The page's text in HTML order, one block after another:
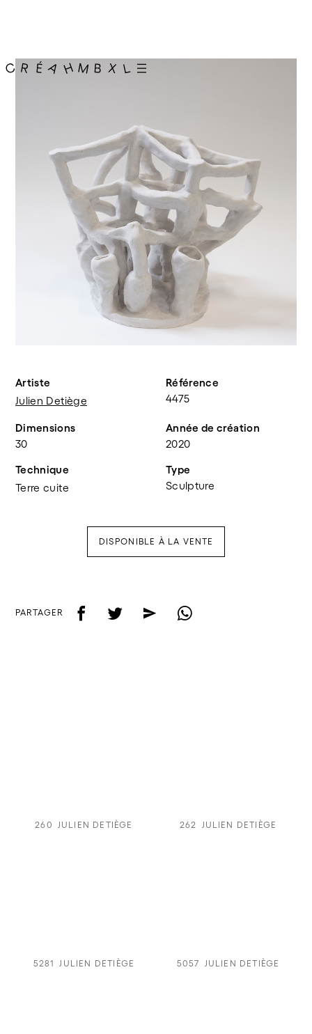
Artiste
Julien Detiège
Référence
4475
Dimensions
30
Année de création
2020
Technique
Terre cuite
Type
Sculpture
DISPONIBLE À LA VENTE
PARTAGER f t e w
260 JULIEN DETIÈGE 262 JULIEN DETIÈGE
5281 JULIEN DETIÈGE 5057 JULIEN DETIÈGE